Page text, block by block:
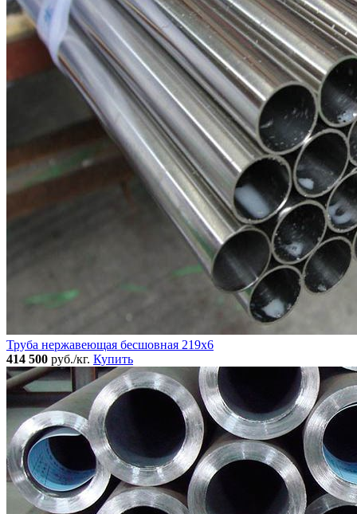
Труба нержавеющая бесшовная 219x6
414 500 руб./кг. Купить